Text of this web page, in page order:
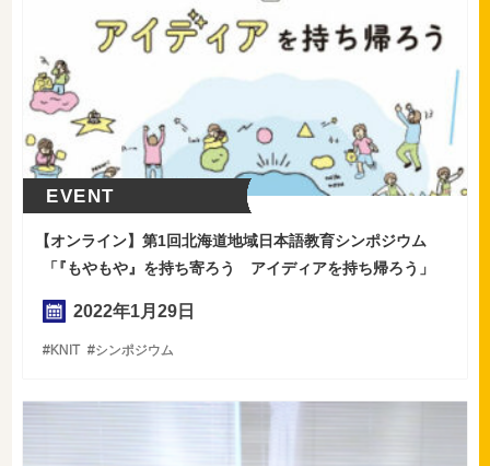
EVENT
【オンライン】第1回北海道地域日本語教育シンポジウム
『もやもや』を持ち寄ろう アイディアを持ち帰ろう」
2022年1月 29日
KNIT シンポジウム